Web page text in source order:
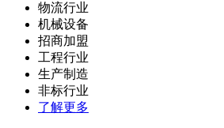
物流行业
机械设备
招商加盟
工程行业
生产制造
非标行业
了解更多